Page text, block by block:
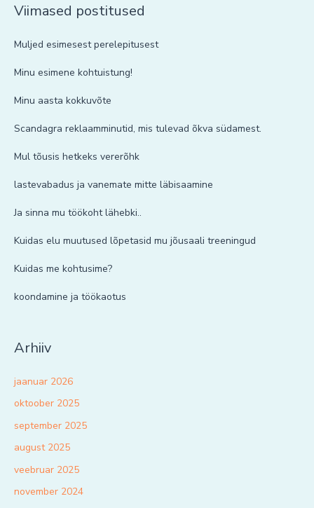
Viimased postitused
Muljed esimesest perelepitusest
Minu esimene kohtuistung!
Minu aasta kokkuvõte
Scandagra reklaamminutid, mis tulevad õkva südamest.
Mul tõusis hetkeks vererõhk
lastevabadus ja vanemate mitte läbisaamine
Ja sinna mu töökoht lähebki..
Kuidas elu muutused lõpetasid mu jõusaali treeningud
Kuidas me kohtusime?
koondamine ja töökaotus
Arhiiv
jaanuar 2026
oktoober 2025
september 2025
august 2025
veebruar 2025
november 2024